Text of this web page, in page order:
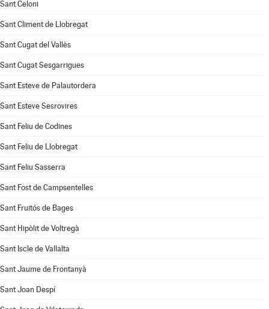
Sant Celoni
Sant Climent de Llobregat
Sant Cugat del Vallès
Sant Cugat Sesgarrigues
Sant Esteve de Palautordera
Sant Esteve Sesrovires
Sant Feliu de Codines
Sant Feliu de Llobregat
Sant Feliu Sasserra
Sant Fost de Campsentelles
Sant Fruitós de Bages
Sant Hipòlit de Voltregà
Sant Iscle de Vallalta
Sant Jaume de Frontanyà
Sant Joan Despí